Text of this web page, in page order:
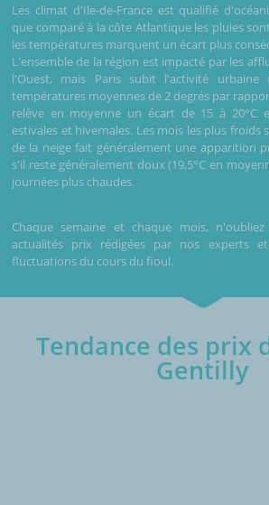
Les climat d'Ile-de-France est qualifié
que comparé à la côte Atlantique les pluies
les températures marquent un écart plus
L'ensemble de la région est impacté par les
l'Ouest, mais Paris subit l'activité
températures moyennes de 2 degrés par
relève en moyenne un écart de 15 à 20°C
estivales et hivernales. Les mois les plus
de la neige fait généralement une apparition
s'il reste généralement doux (19,5°C en
journées plus chaudes.
Chaque semaine et chaque mois,
actualités prix rédigées par nos experts
fluctuations du cours du fioul.
Tendance des prix
Gentilly